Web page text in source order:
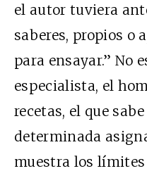
el autor tuviera
saberes, propios o
para ensayar.” No
especialista, el
recetas, el que
determinada
muestra los